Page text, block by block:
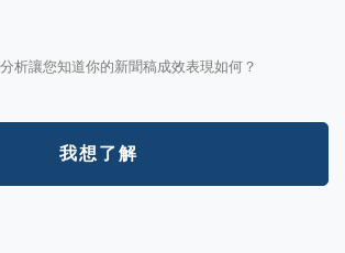
析讓您知道你的新聞稿成效表現如何？
我想了解